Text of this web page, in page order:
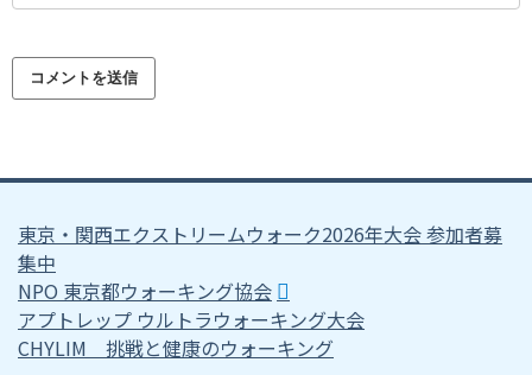
東京・関西エクストリームウォーク2026年大会 参加者募
集中
NPO 東京都ウォーキング協会
アプトレップ ウルトラウォーキング大会
CHYLIM 挑戦と健康のウォーキング